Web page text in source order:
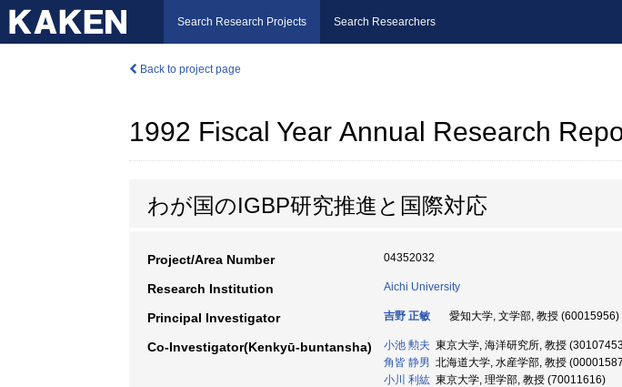
Search Research Projects Search Researchers
Back to project page
1992 Fiscal Year Annual Research
わが国のIGBP研究推進と国際対応
Project/Area Number 04352032
Research Institution Aichi University
Principal Investigator 吉野 正敏 愛知大学, 文学部, 教授 (60015956)
Co-Investigator(Kenkyū-buntansha) 小池 勲夫 東京大学, 海洋研究所, 教授
角皆 静男 北海道大学, 水産学部, 教授
小川 利紘 東京大学, 理学部, 教授 (70011616)